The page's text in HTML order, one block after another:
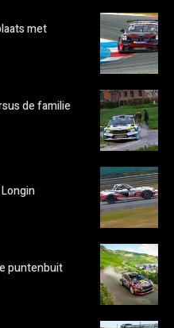
met
de familie
puntenbuit